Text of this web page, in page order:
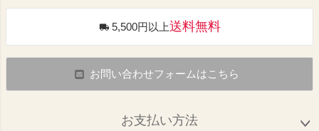
5,500円以上送料無料
お問い合わせフォームはこちら
お支払い方法